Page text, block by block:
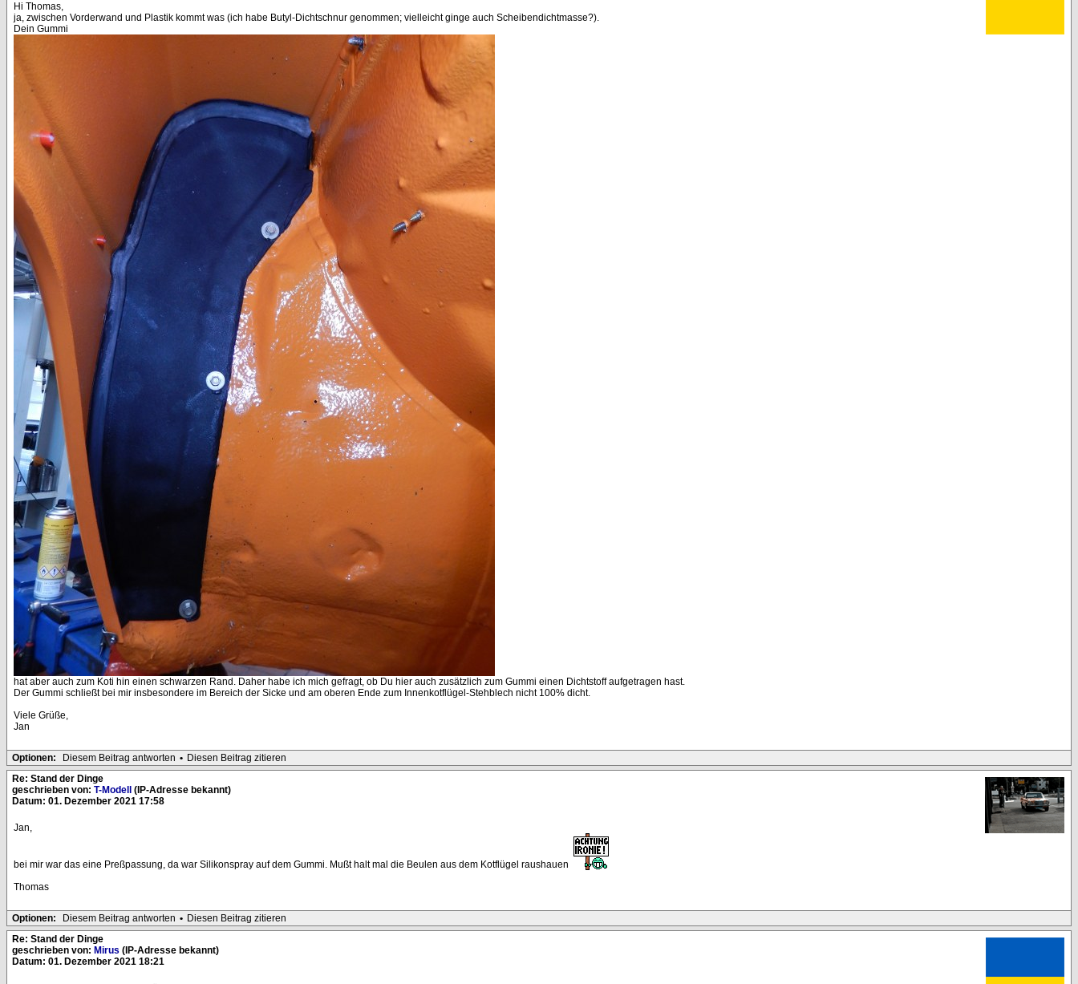
Hi Thomas,
ja, zwischen Vorderwand und Plastik kommt was (ich habe Butyl-Dichtschnur genommen; vielleicht ginge auch Scheibendichtmasse?).
Dein Gummi
hat aber auch zum Koti hin einen schwarzen Rand. Daher habe ich mich gefragt, ob Du hier auch zusätzlich zum Gummi einen Dichtstoff aufgetragen hast.
Der Gummi schließt bei mir insbesondere im Bereich der Sicke und am oberen Ende zum Innenkotflügel-Stehblech nicht 100% dicht.
Viele Grüße,
Jan
Optionen: Diesem Beitrag antworten • Diesen Beitrag zitieren
Re: Stand der Dinge
geschrieben von: T-Modell
(IP-Adresse bekannt)
Datum: 01. Dezember 2021 17:58
Jan,
bei mir war das eine Preßpassung, da war Silikonspray auf dem Gummi. Mußt halt mal die Beulen aus dem Kotflügel raushauen
Thomas
Optionen: Diesem Beitrag antworten • Diesen Beitrag zitieren
Re: Stand der Dinge
geschrieben von: Mirus (IP-Adresse bekannt)
Datum: 01. Dezember 2021 18:21